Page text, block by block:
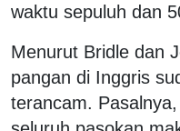
waktu sepuluh dan
Menurut Bridle dan
pangan di Inggris
terancam.